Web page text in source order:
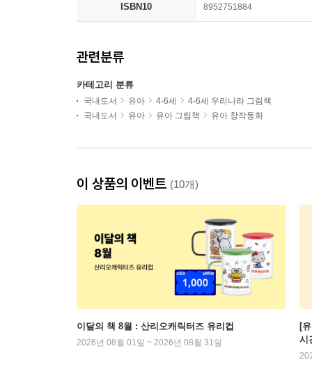
ISBN10 8952751884
관련분류
카테고리 분류
국내도서 유아 4-6세
4-6세 우리나라 그림책
국내도서
유아 유아 그림책 유아 창작동화
이 상품의 이벤트 (10개)
이달의 책 8월 : 산리오캐릭터즈 유리컵
2026년 08월 01일 ~ 2026년 08월 31일
[
시